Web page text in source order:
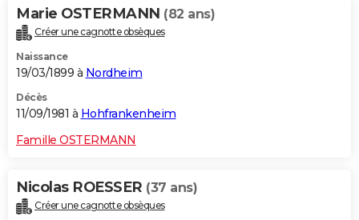
Marie OSTERMANN (82 ans)
Créer une cagnotte obsèques
Naissance
19/03/1899 à Nordheim
Décès
11/09/1981 à Hohfrankenheim
Famille OSTERMANN
Nicolas ROESSER (37 ans)
Créer une cagnotte obsèques